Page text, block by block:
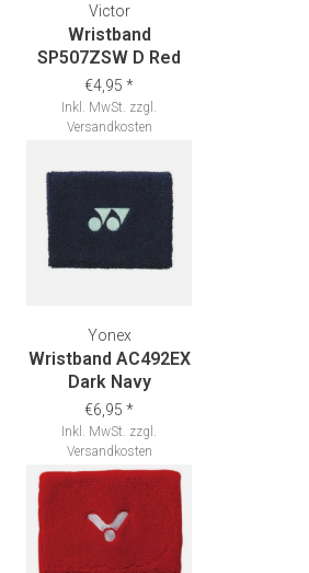
Victor
Wristband
SP507ZSW D Red
€4,95 *
Inkl. MwSt. zzgl.
Versandkosten
Yonex
Wristband AC492EX
Dark Navy
€6,95 *
Inkl. MwSt. zzgl.
Versandkosten